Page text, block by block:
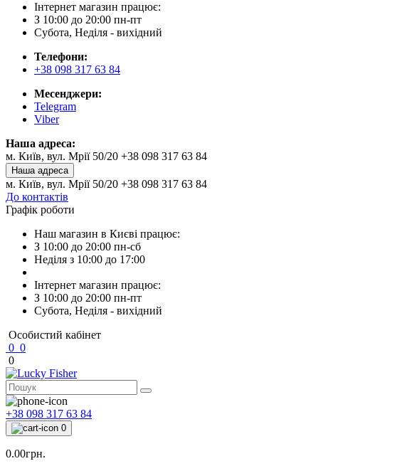
Інтернет магазин працює:
З 10:00 до 20:00 пн-пт
Субота, Неділя - вихідний
Телефони:
+38 098 317 63 84
Месенджери:
Telegram
Viber
Наша адреса:
м. Київ, вул. Мрії 50/20 +38 098 317 63 84
Наша адреса
м. Київ, вул. Мрії 50/20 +38 098 317 63 84
До контактів
Графік роботи
Наш магазин в Києві працює:
З 10:00 до 20:00 пн-сб
Неділя з 10:00 до 17:00
Інтернет магазин працює:
З 10:00 до 20:00 пн-пт
Субота, Неділя - вихідний
Особистий кабінет
0 0
0
+38 098 317 63 84
0
0.00грн.